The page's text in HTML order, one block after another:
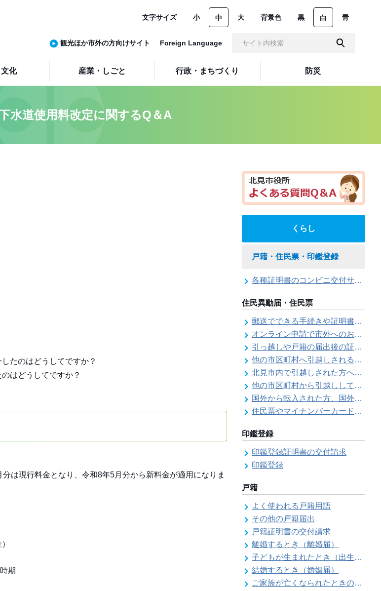
化 産業・しごと 行政・まちづくり 防災
文字サイズ 小 中 大 背景色 黒 白 青
観光ほか市外の方向けサイト Foreign Language
水道使用料改定に関するQ＆A
たのはどうしてですか？
はどうしてですか？
は現行料金となり、令和8年5月分から新料金が適用になりま
くらし
戸籍・住民票・印鑑登録
各種証明書のコンビニ交付サービス
住民異動届・住民票
郵送でできる手続きや証明書等の交付請求（住民票・戸籍・国民年金関係）
オンライン申請で市外へのお引越し手続き（転出届）ができます
引っ越しや戸籍の届出後の証明書発行可能日
他の市区町村へ引越しされる方へ（転出届）
北見市内で引越しされた方へ（転居届）
他の市区町村から引越しして来た方へ（転入届）
国外から転入された方、国外へ転出される方へ
住民票やマイナンバーカード、印鑑証明書に旧氏（旧姓）が併記できるようになりました！
印鑑登録
印鑑登録証明書の交付請求
印鑑登録
戸籍
よく使われる戸籍用語
その他の戸籍届出
戸籍証明書の交付請求
離婚するとき（離婚届）
子どもが生まれたとき（出生届）
結婚するとき（婚姻届）
ご家族が亡くなられたときの各種手続きのご案内（死亡届）